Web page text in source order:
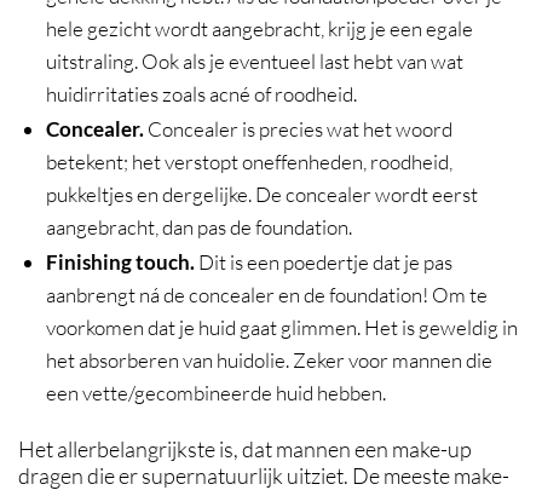
hele gezicht wordt aangebracht, krijg je een egale
uitstraling. Ook als je eventueel last hebt van wat
huidirritaties zoals acné of roodheid.
Concealer.Concealer is precies wat het woord
betekent; het verstopt oneffenheden, roodheid,
pukkeltjes en dergelijke. De concealer wordt eerst
aangebracht, dan pas de foundation.
Finishing touch.Dit is een poedertje dat je pas
aanbrengt ná de concealer en de foundation! Om te
voorkomen dat je huid gaat glimmen. Het is geweldig in
het absorberen van huidolie. Zeker voor mannen die
een vette/gecombineerde huid hebben.
Het allerbelangrijkste is, dat mannen een make-up
dragen die er supernatuurlijk uitziet. De meeste make-